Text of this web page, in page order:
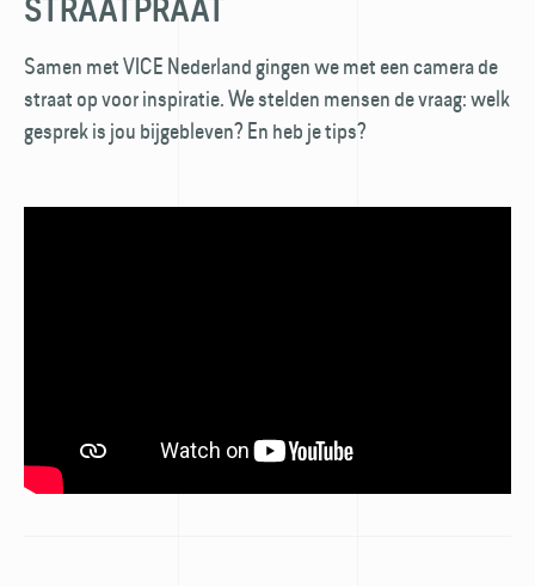
STRAATPRAAT
Samen met VICE Nederland gingen we met een camera de
straat op voor inspiratie. We stelden mensen de vraag: welk
gesprek is jou bijgebleven? En heb je tips?